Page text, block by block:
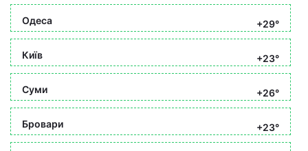
Одеса +29°
Київ +23°
Суми +26°
Бровари +23°